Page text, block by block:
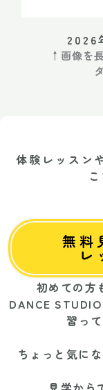
2026
↑ 画像を
体験レッスン
無料
レ
初めての方
DANCE
習っ
ちょっと気に